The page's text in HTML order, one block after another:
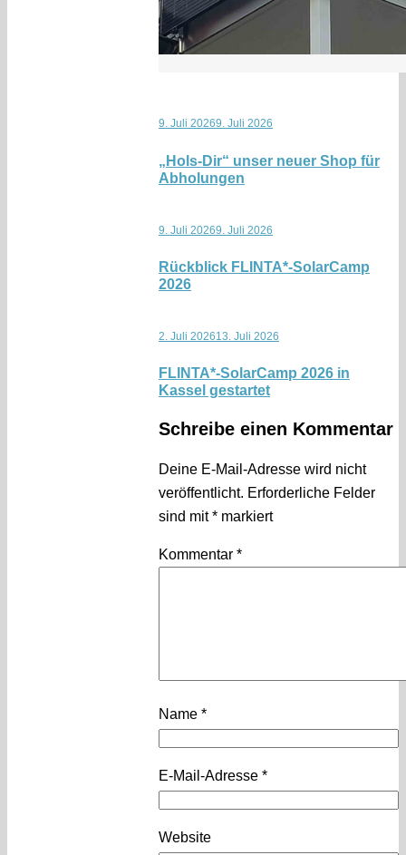
9. Juli 20269. Juli 2026
„Hols-Dir“ unser neuer Shop für
Abholungen
9. Juli 20269. Juli 2026
Rückblick FLINTA*-SolarCamp
2026
2. Juli 202613. Juli 2026
FLINTA*-SolarCamp 2026 in
Kassel gestartet
Schreibe einen Kommentar
Deine E-Mail-Adresse wird nicht
veröffentlicht. Erforderliche Felder
sind mit* markiert
Kommentar *
Name *
E-Mail-Adresse *
Website